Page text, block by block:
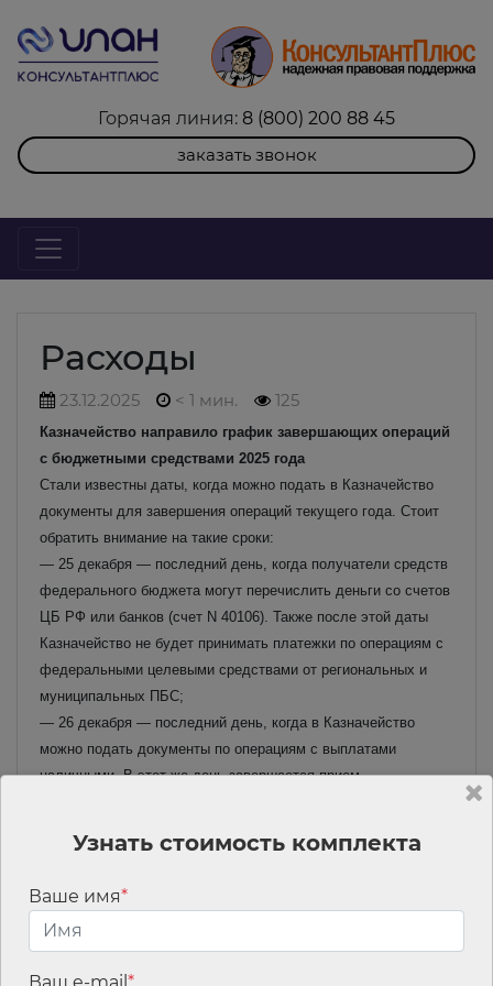
Горячая линия: 8 (800) 200 88 45
заказать звонок
Расходы
23.12.2025 < 1 мин. 125
Казначейство направило график завершающих операций
с бюджетными средствами 2025 года
Стали известны даты, когда можно подать в Казначейство
документы для завершения операций текущего года. Стоит
обратить внимание на такие сроки:
— 25 декабря — последний день, когда получатели средств
федерального бюджета могут перечислить деньги со счетов
ЦБ РФ или банков (счет N 40106). Также после этой даты
Казначейство не будет принимать платежки по операциям с
федеральными целевыми средствами от региональных и
муниципальных ПБС;
— 26 декабря — последний день, когда в Казначейство
можно подать документы по операциям с выплатами
наличными. В этот же день завершается прием
Важно указать «неиспользованные» в поле «Вид операции»,
— 30 декабря — день, когда на лицевой счет можно внести
деньги, которые остались в кассе учреждения после 26
Узнать стоимость комплекта
Ваше имя*